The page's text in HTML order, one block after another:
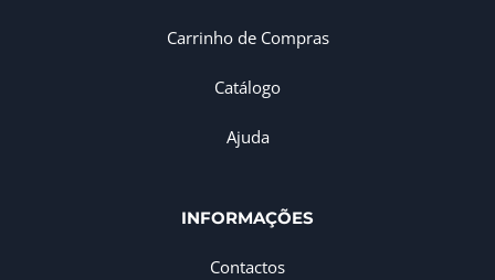
Carrinho de Compras
Catálogo
Ajuda
INFORMAÇÕES
Contactos